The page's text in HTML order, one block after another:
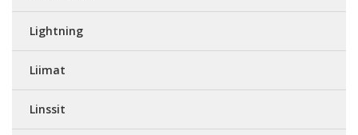
Lightning
Liimat
Linssit